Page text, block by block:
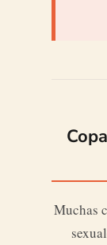
Muchas